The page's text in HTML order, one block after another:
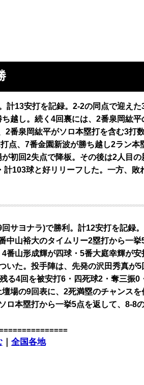
計13安打を記録。2-2の同点で迎え
越し。続く4回裏には、2番泉岡紘
2番泉岡紘平がソロ本塁打を含む3打
点、7番金園新波が勝ち越し2ラン本
初回2失点で降板。その後は2人目
103球と好リリーフした。一方、敗
サヨナラ)で勝利。計12安打を記録
中山裕大のタイムリー2塁打から一
番山形成輝が四球・5番大庭幸輝が
いた。投手陣は、先発の沢田秀真が
る4回を被安打6・四死球2・奪三振0
場の9回表に、2死満塁のチャンス
ロ本塁打から一挙5点を返して、8-8
｜ 全国各地